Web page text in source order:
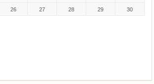
26 27 28 29 30